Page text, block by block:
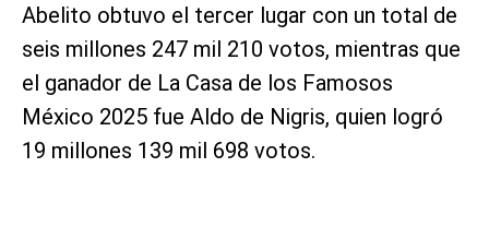
Abelito obtuvo el tercer lugar con un total de
seis millones 247 mil 210 votos, mientras que
el ganador de La Casa de los Famosos
México 2025 fue Aldo de Nigris, quien logró
19 millones 139 mil 698 votos.